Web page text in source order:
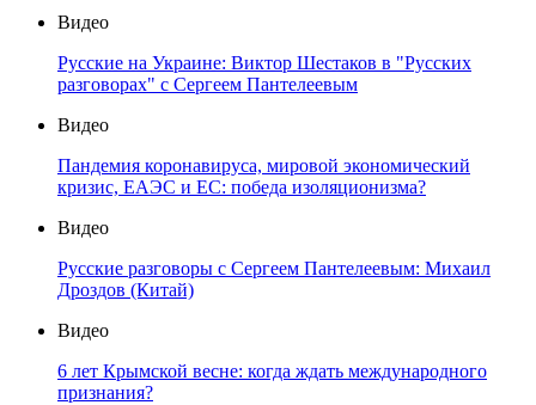
Видео
Русские на Украине: Виктор Шестаков в "Русских
разговорах" с Сергеем Пантелеевым
Видео
Пандемия коронавируса, мировой экономический
кризис, ЕАЭС и ЕС: победа изоляционизма?
Видео
Русские разговоры с Сергеем Пантелеевым: Михаил
Дроздов (Китай)
Видео
6 лет Крымской весне: когда ждать международного
признания?